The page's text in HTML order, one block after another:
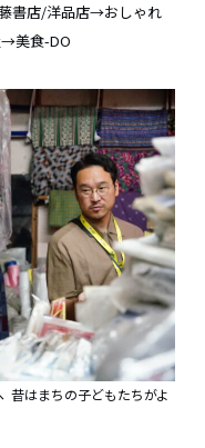
書店/洋品店→おしゃれ
美食-DO
昔はまちの子どもたちがよ